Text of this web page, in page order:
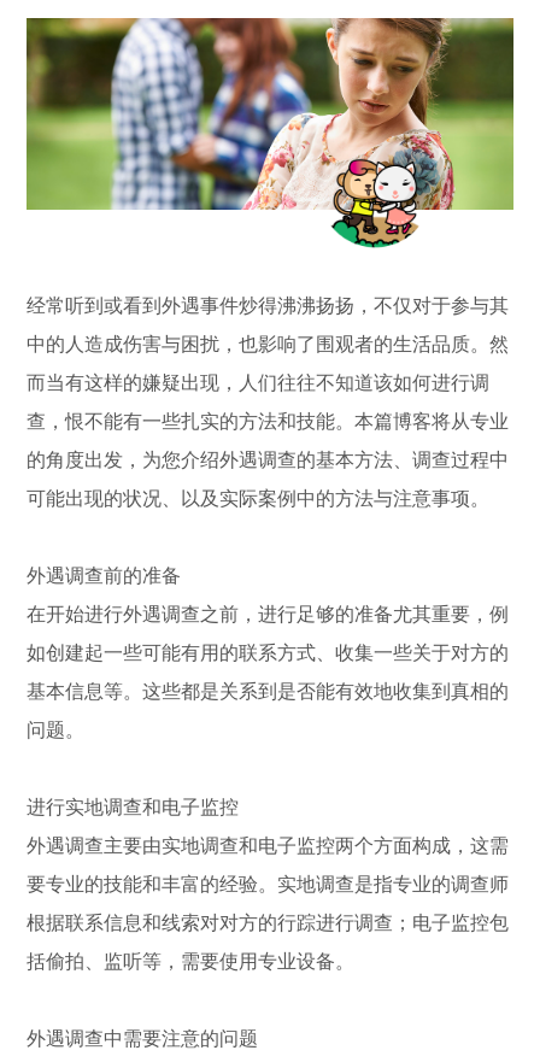
经常听到或看到外遇事件炒得沸沸扬扬，不仅对于参与其
中的人造成伤害与困扰，也影响了围观者的生活品质。然
而当有这样的嫌疑出现，人们往往不知道该如何进行调
查，恨不能有一些扎实的方法和技能。本篇博客将从专业
的角度出发，为您介绍外遇调查的基本方法、调查过程中
可能出现的状况、以及实际案例中的方法与注意事项。
外遇调查前的准备
在开始进行外遇调查之前，进行足够的准备尤其重要，例
如创建起一些可能有用的联系方式、收集一些关于对方的
基本信息等。这些都是关系到是否能有效地收集到真相的
问题。
进行实地调查和电子监控
外遇调查主要由实地调查和电子监控两个方面构成，这需
要专业的技能和丰富的经验。实地调查是指专业的调查师
根据联系信息和线索对对方的行踪进行调查；电子监控包
括偷拍、监听等，需要使用专业设备。
外遇调查中需要注意的问题